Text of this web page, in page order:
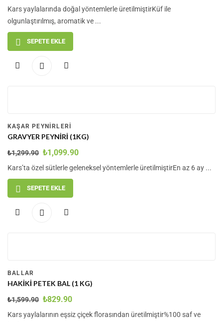
Kars yaylalarında doğal yöntemlerle üretilmiştirKüf ile
olgunlaştırılmış, aromatik ve ...
SEPETE EKLE
KAŞAR PEYNIRLERI
GRAVYER PEYNIRI (1KG)
₺1,299.90 ₺1,099.90
Kars’ta özel sütlerle geleneksel yöntemlerle üretilmiştirEn az 6 ay ...
SEPETE EKLE
BALLAR
HAKIKI PETEK BAL (1 KG)
₺1,599.90 ₺829.90
Kars yaylalarının eşsiz çiçek florasından üretilmiştir%100 saf ve